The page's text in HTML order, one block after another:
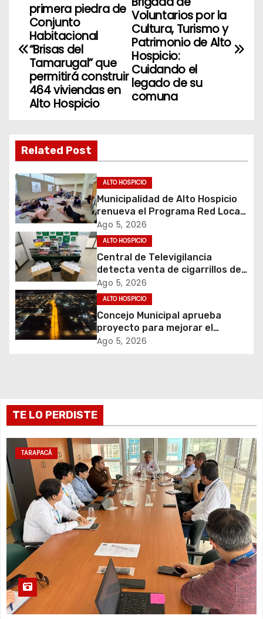
v
c
i
ó
n
d
e
e
n
t
d
a
Voluntarios por la
Cultura, Turismo y
Patrimonio de Alto
Hospicio:
Cuidando el
legado de su
comuna
primera piedra de
Conjunto
Habitacional
“Brisas del
Tamarugal” que
permitirá construir
464 viviendas en
Alto Hospicio
Related Post
ALTO HOSPICIO
Municipalidad de Alto Hospicio
renueva el Programa Red Local
de Apoyos y Cuidados
Ago 5, 2026
ALTO HOSPICIO
Central de Televigilancia
detecta venta de cigarrillos de
contrabando y permite
incautación de más de 3 mil
cajetillas
Ago 5, 2026
ALTO HOSPICIO
Concejo Municipal aprueba
proyecto para mejorar el
alumbrado público del sector El
Ago 5, 2026
TE LO PERDISTE
TARAPACÁ